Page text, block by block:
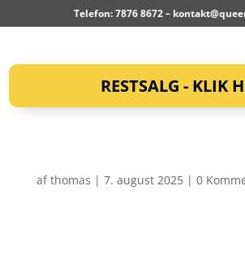
Telefon: 7876 8672 –
RESTSALG - KLIK
afthomas | 7. august 2025| 0